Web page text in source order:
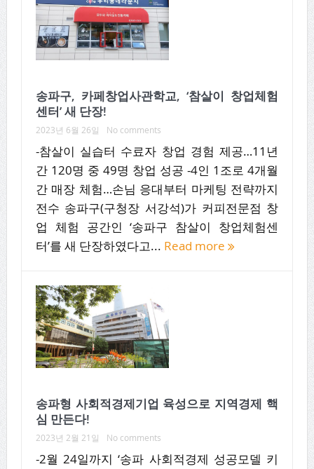
송파구, 카페창업사관학교, ‘참살이 창업체험
센터’ 새 단장!
2023년 6월 26일 No comments
-참살이 실습터 수료자 창업 경험 제공…11년
간 120명 중 49명 창업 성공 -4인 1조로 4개월
간 매장 체험…손님 응대부터 마케팅 전략까지
전수 송파구(구청장 서강석)가 커피전문점 창
업 체험 공간인 ‘송파구 참살이 창업체험센
터’를 새 단장하였다고... Read more
송파형 사회적경제기업 육성으로 지역경제 핵
심 만든다!
2023년 2월 21일 No comments
-2월 24일까지 ‘송파 사회적경제 성공모델 키